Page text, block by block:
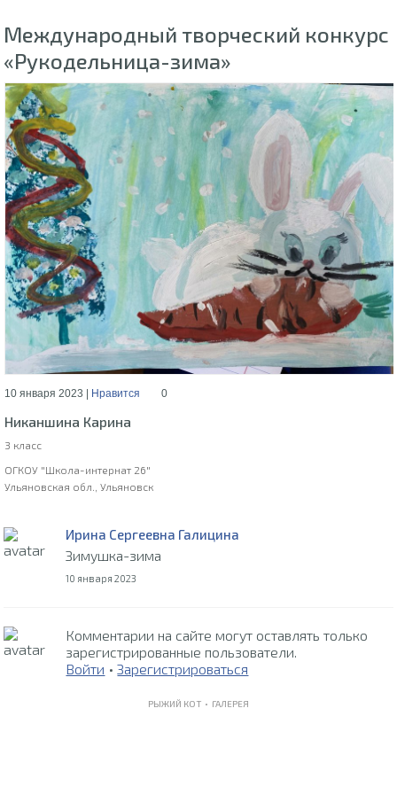
Международный творческий конкурс
«Рукодельница-зима»
10 января 2023 | Нравится 0
Никаншина Карина
3 класс
ОГКОУ "Школа-интернат 26"
Ульяновская обл., Ульяновск
Ирина Сергеевна Галицина
Зимушка-зима
10 января 2023
Комментарии на сайте могут оставлять только
зарегистрированные пользователи.
Войти •Зарегистрироваться
РЫЖИЙ КОТ • ГАЛЕРЕЯ